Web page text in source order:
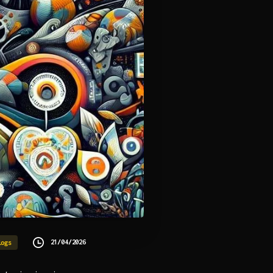
21/04/2026